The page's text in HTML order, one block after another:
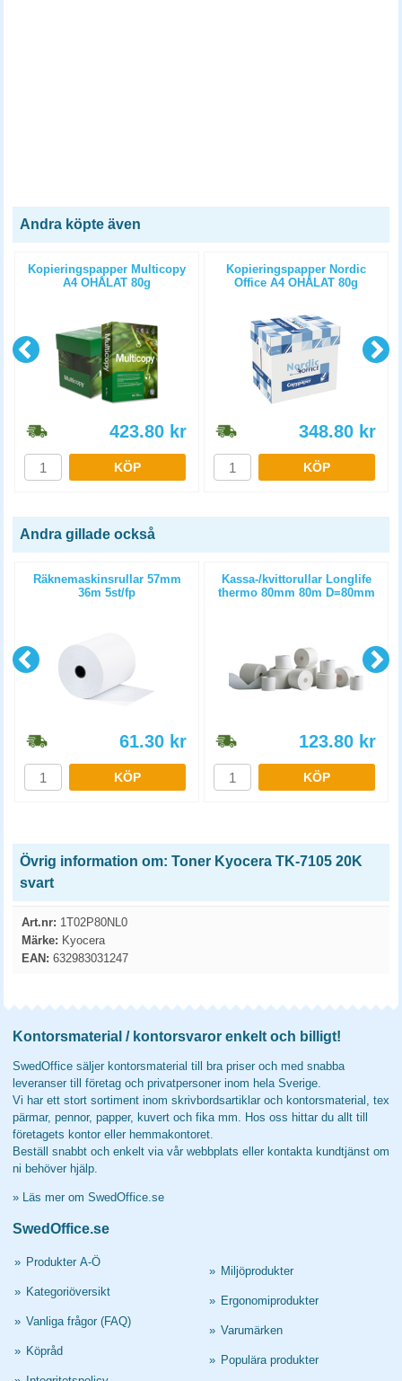
Andra köpte även
Kopieringspapper Multicopy
A4 OHÅLAT 80g
423.80 kr
KÖP
Kopieringspapper Nordic
Office A4 OHÅLAT 80g
348.80 kr
KÖP
Andra gillade också
Räknemaskinsrullar 57mm
36m 5st/fp
61.30 kr
KÖP
Kassa-/kvittorullar Longlife
thermo 80mm 80m D=80mm
123.80 kr
KÖP
Övrig information om: Toner Kyocera TK-7105 20K
svart
Art.nr: 1T02P80NL0
Märke: Kyocera
EAN: 632983031247
Kontorsmaterial / kontorsvaror enkelt och billigt!
SwedOffice säljer kontorsmaterial till bra priser och med snabba
leveranser till företag och privatpersoner inom hela Sverige.
Vi har ett stort sortiment inom skrivbordsartiklar och kontorsmaterial, tex
pärmar, pennor, papper, kuvert och fika mm. Hos oss hittar du allt till
företagets kontor eller hemmakontoret.
Beställ snabbt och enkelt via vår webbplats eller kontakta kundtjänst om
ni behöver hjälp.
» Läs mer om SwedOffice.se
SwedOffice.se
» Produkter A-Ö
» Kategoriöversikt
» Vanliga frågor (FAQ)
» Köpråd
» Miljöprodukter
» Ergonomiprodukter
» Varumärken
» Populära produkter